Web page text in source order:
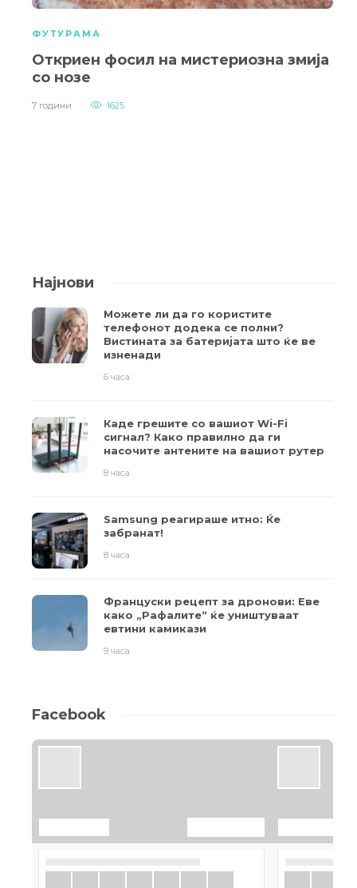
ФУТУРАМА
Откриен фосил на мистериозна змија
со нозе
7 години 1625
Најнови
Можете ли да го користите
телефонот додека се полни?
Вистината за батеријата што ќе ве
изненади
6 часа
Каде грешите со вашиот Wi-Fi
сигнал? Како правилно да ги
насочите антените на вашиот рутер
8 часа
Samsung реагираше итно: Ќе
забранат!
8 часа
Француски рецепт за дронови: Еве
како „Рафалите“ ќе уништуваат
евтини камикази
9 часа
Facebook